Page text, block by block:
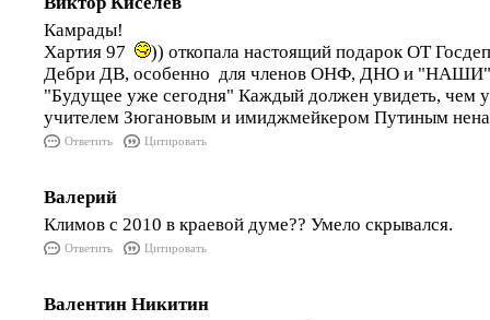
Камрады!
Хартия 97
)) откопала настоящий подарок ОТ
Дебри ДВ, особенно для членов ОНФ, ДНО и "НАШИ",
"Будущее уже сегодня" Каждый должен увидеть, чем
учителем Зюгановым и имиджмейкером Путиным
Ответить Цитировать
Валерий
Климов с 2010 в краевой думе?? Умело скрывался.
Ответить Цитировать
Валентин Никитин